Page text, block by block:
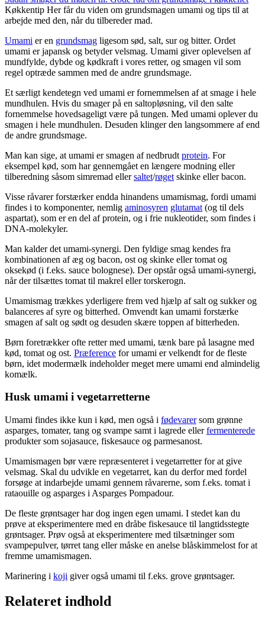
Køkkentip Her får du viden om grundsmagen umami og tips til at
arbejde med den, når du tilbereder mad.
Umami er en grundsmag ligesom sød, salt, sur og bitter. Ordet
umami er japansk og betyder velsmag. Umami giver oplevelsen af
mundfylde, dybde og kødkraft i vores retter, og smagen vil som
regel optræde sammen med de andre grundsmage.
Et særligt kendetegn ved umami er fornemmelsen af at smage i hele
mundhulen. Hvis du smager på en saltopløsning, vil den salte
fornemmelse hovedsageligt være på tungen. Med umami oplever du
smagen i hele mundhulen. Desuden klinger den langsommere af end
de andre grundsmage.
Man kan sige, at umami er smagen af nedbrudt protein. For
eksempel kød, som har gennemgået en længere modning eller
tilberedning såsom simremad ellersaltet/røget skinke eller bacon.
Visse råvarer forstærker endda hinandens umamismag, fordi umami
findes i to komponenter, nemlig aminosyren glutamat (og til dels
aspartat), som er en del af protein, og i frie nukleotider, som findes i
DNA-molekyler.
Man kalder det umami-synergi. Den fyldige smag kendes fra
kombinationen af æg og bacon, ost og skinke eller tomat og
oksekød (i f.eks. sauce bolognese). Der opstår også umami-synergi,
når der tilsættes tomat til makrel eller torskerogn.
Umamismag trækkes yderligere frem ved hjælp af salt og sukker og
balanceres af syre og bitterhed. Omvendt kan umami forstærke
smagen af salt og sødt og desuden skære toppen af bitterheden.
Børn foretrækker ofte retter med umami, tænk bare på lasagne med
kød, tomat og ost. Præference for umami er velkendt for de fleste
børn, idet modermælk indeholder meget mere umami end almindelig
komælk.
Husk umami i vegetarretterne
Umami findes ikke kun i kød, men også i fødevarersom grønne
asparges, tomater, tang og svampe samt i lagrede ellerfermenterede
produkter som sojasauce, fiskesauce og parmesanost.
Umamismagen bør være repræsenteret i vegetarretter for at give
velsmag. Skal du udvikle en vegetarret, kan du derfor med fordel
forsøge at indarbejde umami gennem råvarerne, som f.eks. tomat i
rataouille og asparges i Asparges Pompadour.
De fleste grøntsager har dog ingen egen umami. I stedet kan du
prøve at eksperimentere med en dråbe fiskesauce til langtidsstegte
grøntsager. Prøv også at eksperimentere med tilsætninger som
svampepulver, tørret tang eller måske en anelse blåskimmelost for at
fremme umamismagen.
Marinering i koji giver også umami til f.eks. grove grøntsager.
Relateret indhold